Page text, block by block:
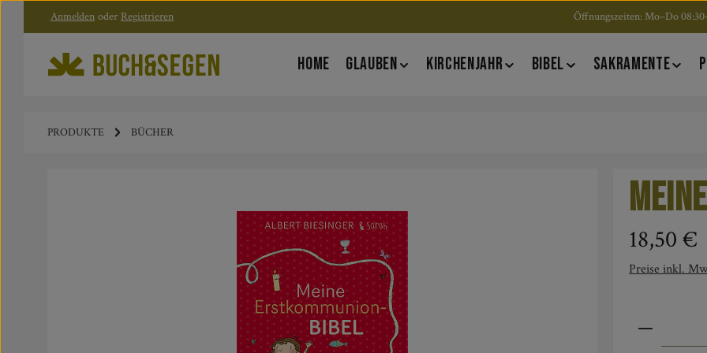
Zum Hauptinhalt springen
Zur Hauptnavigation springen
Anmelden oder Registrieren Öffnungszeiten: Mo–Do
HOME GLAUBEN KIRCHENJAHR BIBEL SAKRAMENTE
PRODUKTE BÜCHER
Regulärer
18,50 €
Preise inkl.
Produkt